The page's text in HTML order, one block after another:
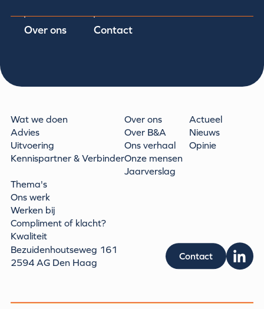
Over ons Contact
Wat we doen
Advies
Uitvoering
Kennispartner & Verbinder
Over ons
Over B&A
Ons verhaal
Onze mensen
Jaarverslag
Actueel
Nieuws
Opinie
Thema's
Ons werk
Werken bij
Compliment of klacht?
Kwaliteit
Bezuidenhoutseweg 161
2594 AG Den Haag
Contact